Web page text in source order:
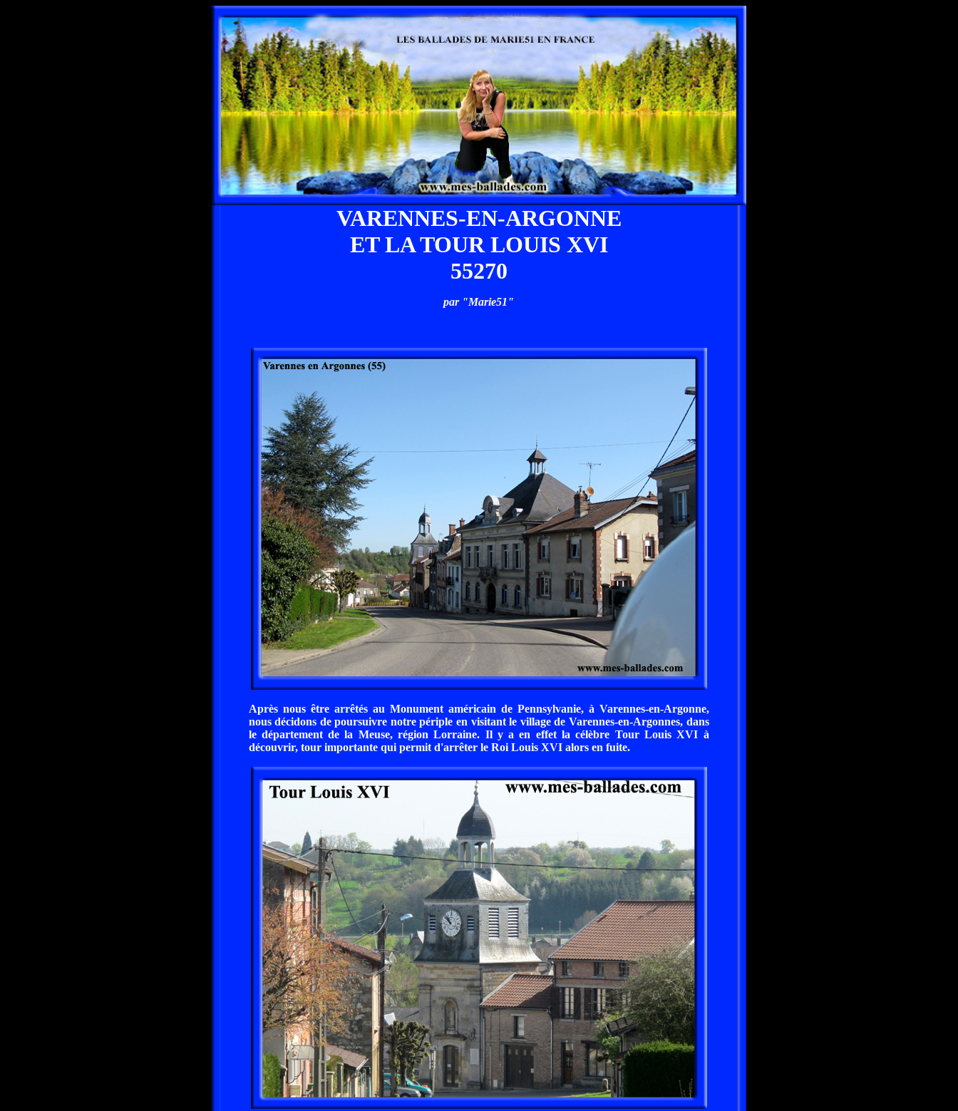
VARENNES-EN-ARGONNE
ET LA TOUR LOUIS XVI
55270
par "Marie51"
Après nous être arrêtés au Monument américain de Pennsylvanie, à Varennes-en-Argonne,
nous décidons de poursuivre notre périple en visitant le village de Varennes-en-Argonnes, dans
le département de la Meuse, région Lorraine. Il y a en effet la célèbre Tour Louis XVI à
découvrir, tour importante qui permit d'arrêter le Roi Louis XVI alors en fuite.